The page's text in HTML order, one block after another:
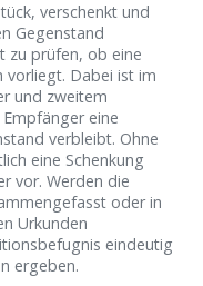
verschenkt und
Gegenstand
zu prüfen, ob eine
vorliegt. Dabei ist im
und zweitem
eine
verbleibt. Ohne
eine Schenkung
vor. Werden die
oder in
Urkunden
eindeutig
ergeben.